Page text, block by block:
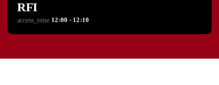
RFI
access_time 12:00 - 12:10